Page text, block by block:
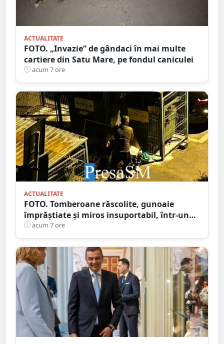
ACTUALITATE
FOTO. „Invazie” de gândaci în mai multe
cartiere din Satu Mare, pe fondul caniculei
acum 7 ore
ACTUALITATE
FOTO. Tomberoane răscolite, gunoaie
împrăștiate și miros insuportabil, într-un
cartier al Sătmarului
acum 7 ore